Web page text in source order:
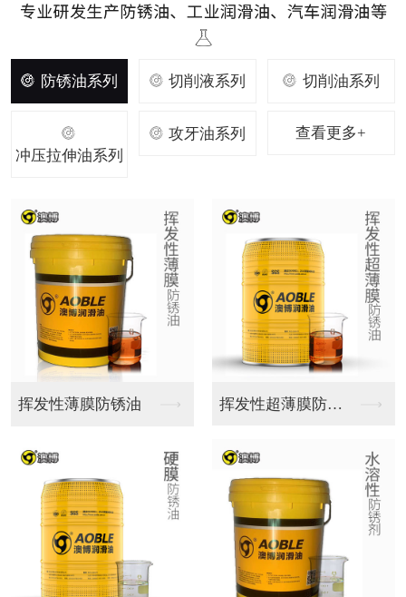
防锈油系列 切削液系列 切削油系列
冲压拉伸油系列
攻牙油系列 查看更多+
铝合金切削液 铸铁切削液